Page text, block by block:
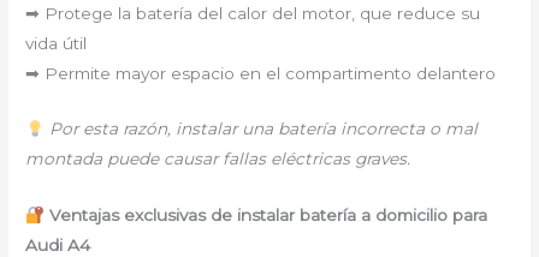
➡ Protege la batería del calor del motor, que reduce su
vida útil
➡ Permite mayor espacio en el compartimento delantero
Por esta razón, instalar una batería incorrecta o mal
montada puede causar fallas eléctricas graves.
Ventajas exclusivas de instalar batería a domicilio para
Audi A4